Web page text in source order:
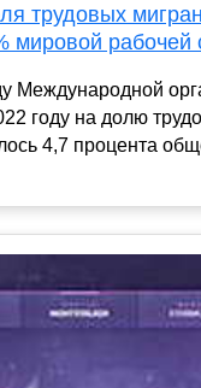
трудовых
мировой рабочей
Международной
году на долю
4,7 процента